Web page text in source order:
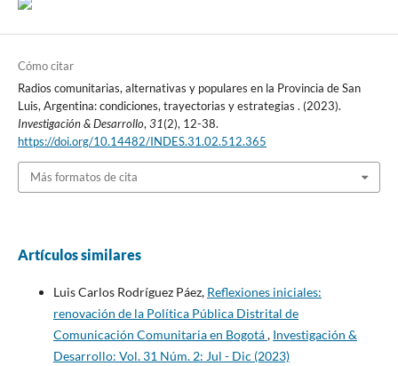
Cómo citar
Radios comunitarias, alternativas y populares en la Provincia de San
Luis, Argentina: condiciones, trayectorias y estrategias . (2023).
Investigación & Desarrollo, 31(2), 12-38.
https://doi.org/10.14482/INDES.31.02.512.365
Más formatos de cita
Artículos similares
Luis Carlos Rodríguez Páez, Reflexiones iniciales:
renovación de la Política Pública Distrital de
Comunicación Comunitaria en Bogotá, Investigación &
Desarrollo: Vol. 31 Núm. 2: Jul - Dic (2023)